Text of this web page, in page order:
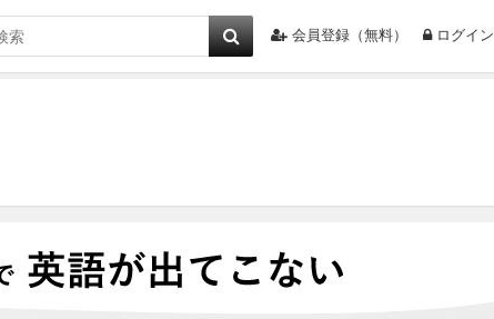
会員登録（無料） ログイン